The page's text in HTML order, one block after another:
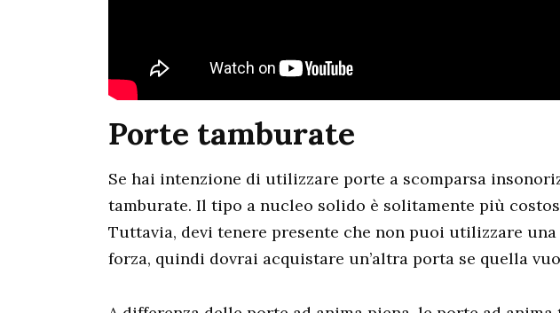
Porte tamburate
Se hai intenzione di utilizzare porte a scomparsa
tamburate. Il tipo a nucleo solido è solitamente più
Tuttavia, devi tenere presente che non puoi utilizzare
forza, quindi dovrai acquistare un’altra porta se quella